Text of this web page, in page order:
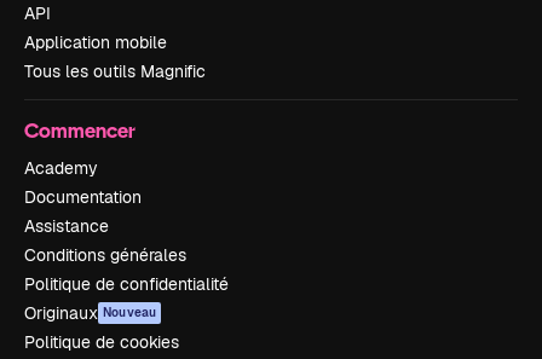
API
Application mobile
Tous les outils Magnific
Commencer
Academy
Documentation
Assistance
Conditions générales
Politique de confidentialité
Originaux Nouveau
Politique de cookies